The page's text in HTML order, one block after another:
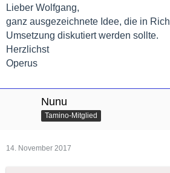
Ist die Zeit vielleicht jetzt reif dafür?
Gruß
WoKa
Lieber Wolfgang,
ganz ausgezeichnete Idee, die in
Umsetzung diskutiert werden sollte.
Herzlichst
Operus
Nunu
Tamino-Mitglied
14. November 2017